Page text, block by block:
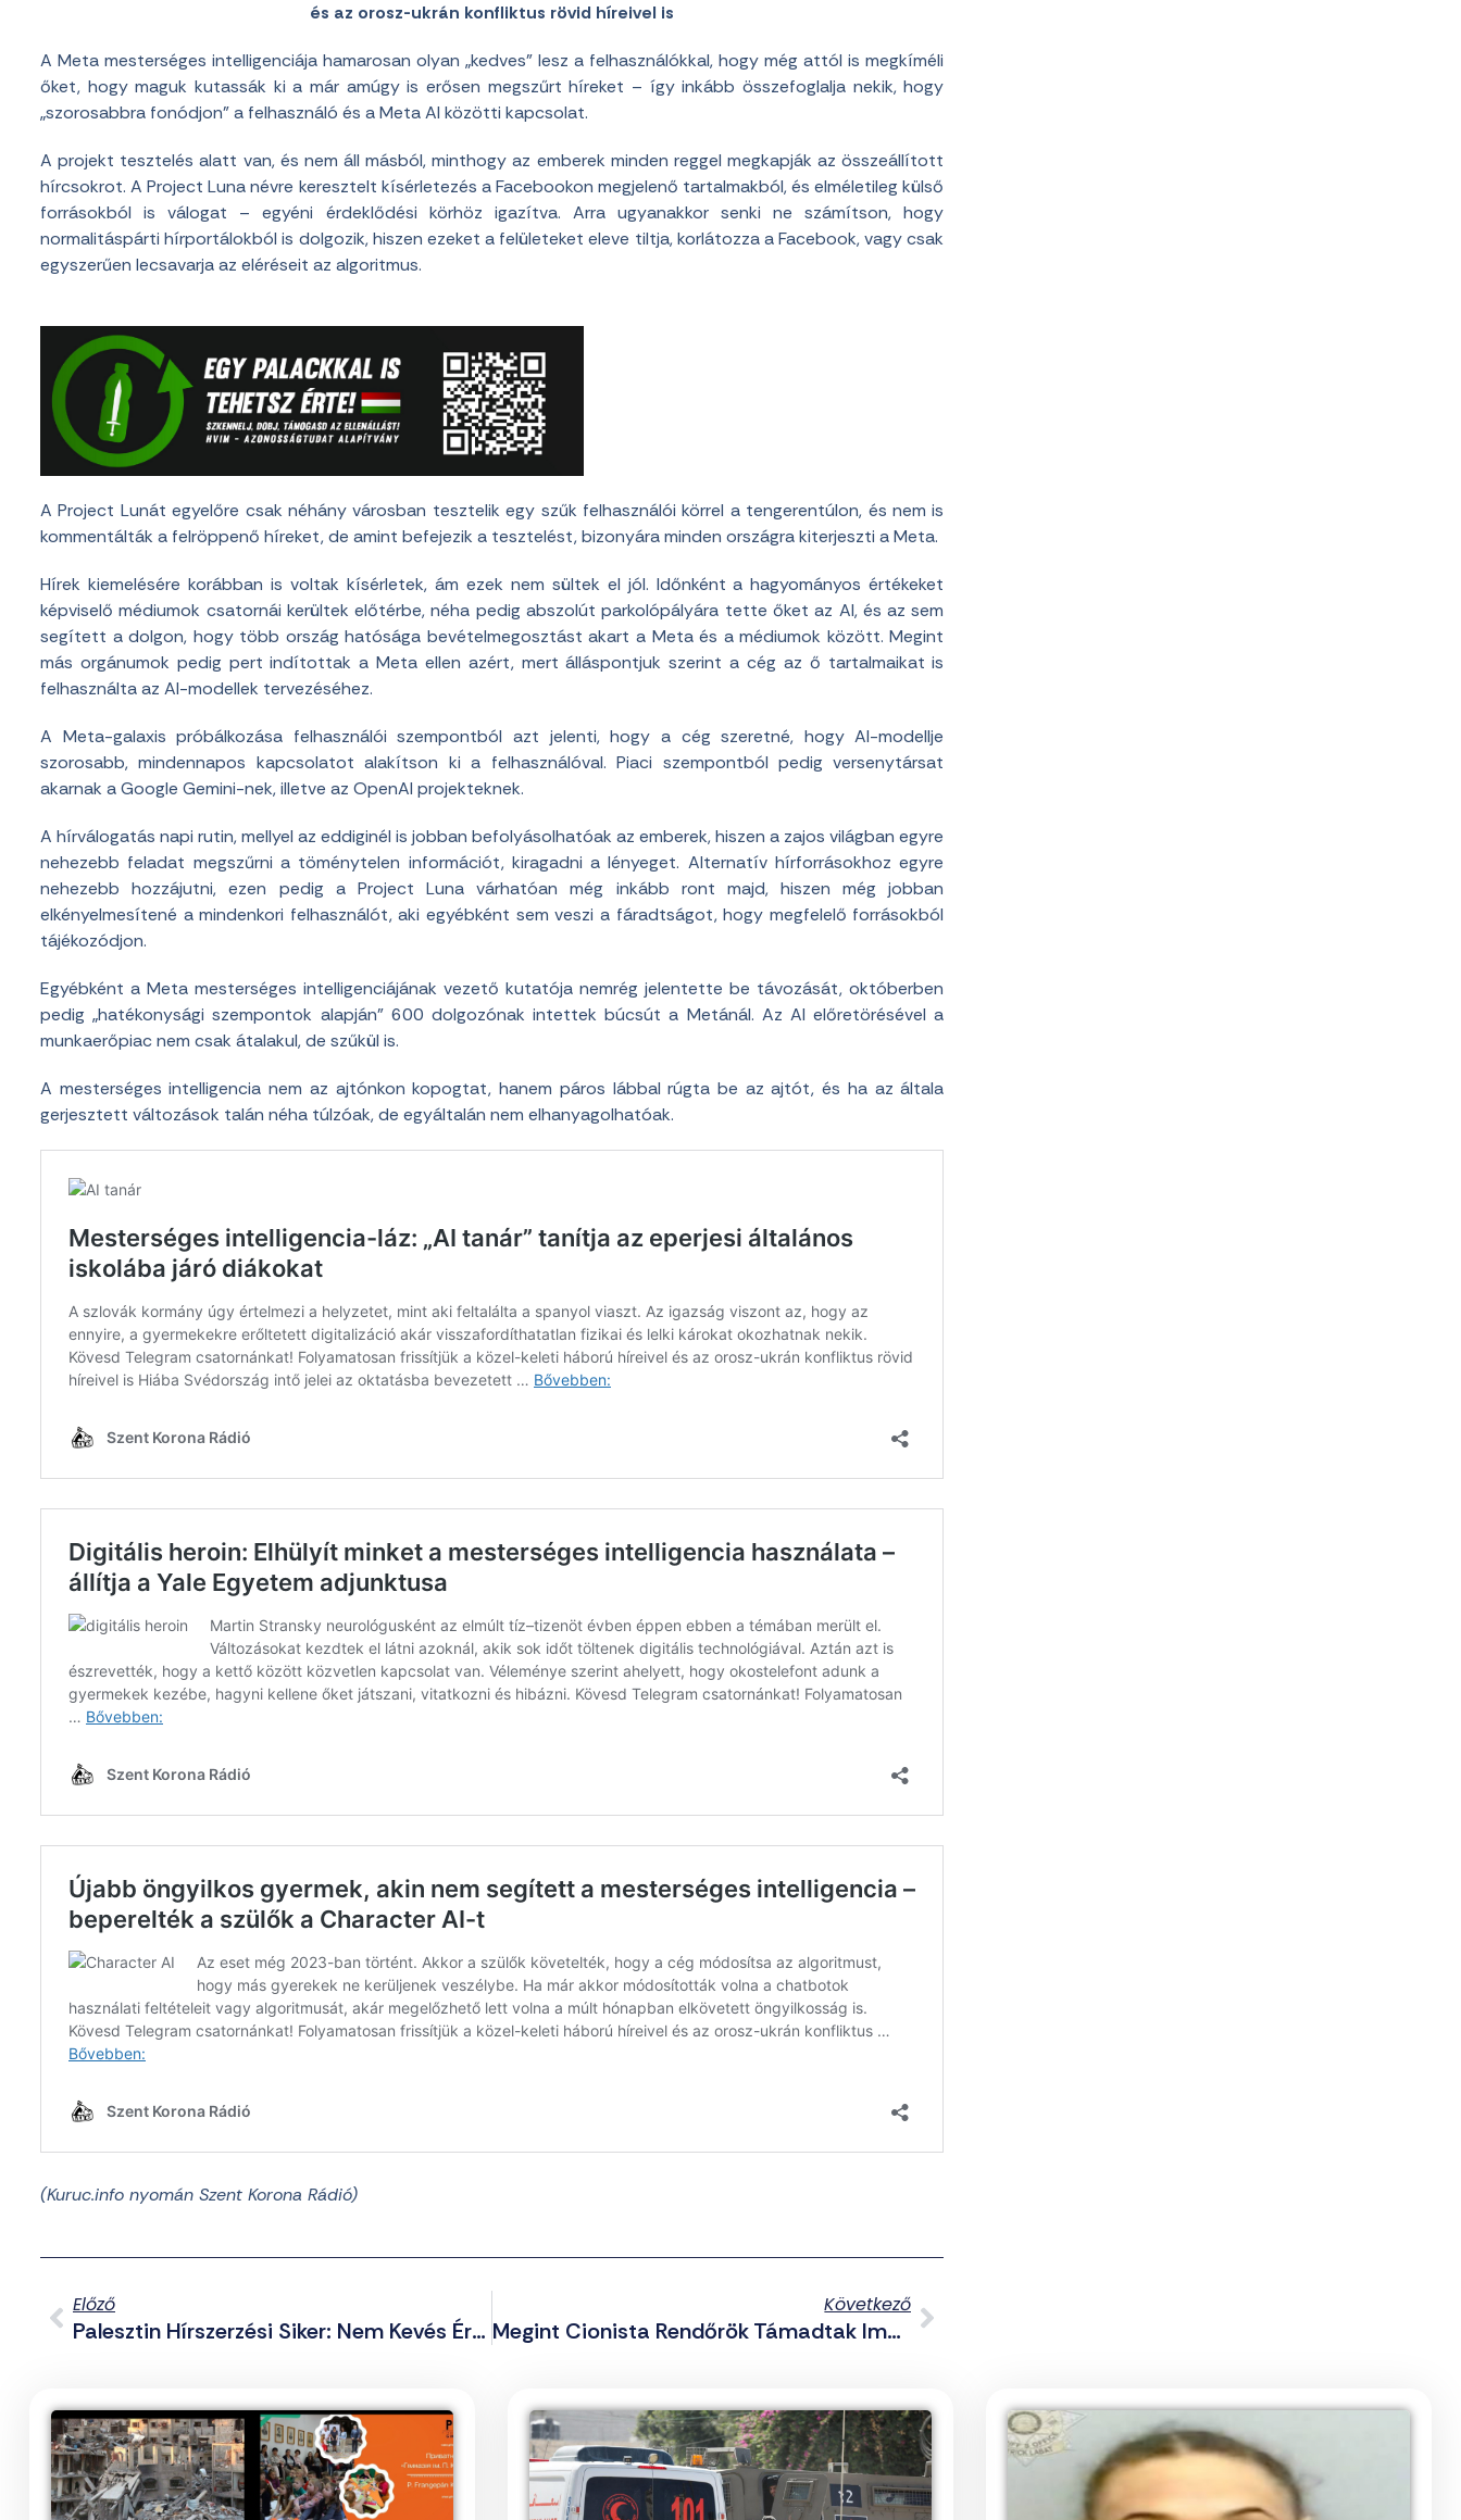
és az orosz-ukrán konfliktus rövid híreivel is
A Meta mesterséges intelligenciája hamarosan olyan „kedves” lesz a felhasználókkal, hogy még attól is megkíméli
őket, hogy maguk kutassák ki a már amúgy is erősen megszűrt híreket – így inkább összefoglalja nekik, hogy
„szorosabbra fonódjon” a felhasználó és a Meta AI közötti kapcsolat.
A projekt tesztelés alatt van, és nem áll másból, minthogy az emberek minden reggel megkapják az összeállított
hírcsokrot. A Project Luna névre keresztelt kísérletezés a Facebookon megjelenő tartalmakból, és elméletileg külső
forrásokból is válogat – egyéni érdeklődési körhöz igazítva. Arra ugyanakkor senki ne számítson, hogy
normalitáspárti hírportálokból is dolgozik, hiszen ezeket a felületeket eleve tiltja, korlátozza a Facebook, vagy csak
egyszerűen lecsavarja az eléréseit az algoritmus.
A Project Lunát egyelőre csak néhány városban tesztelik egy szűk felhasználói körrel a tengerentúlon, és nem is
kommentálták a felröppenő híreket, de amint befejezik a tesztelést, bizonyára minden országra kiterjeszti a Meta.
Hírek kiemelésére korábban is voltak kísérletek, ám ezek nem sültek el jól. Időnként a hagyományos értékeket
képviselő médiumok csatornái kerültek előtérbe, néha pedig abszolút parkolópályára tette őket az AI, és az sem
segített a dolgon, hogy több ország hatósága bevételmegosztást akart a Meta és a médiumok között. Megint
más orgánumok pedig pert indítottak a Meta ellen azért, mert álláspontjuk szerint a cég az ő tartalmaikat is
felhasználta az AI-modellek tervezéséhez.
A Meta-galaxis próbálkozása felhasználói szempontból azt jelenti, hogy a cég szeretné, hogy AI-modellje
szorosabb, mindennapos kapcsolatot alakítson ki a felhasználóval. Piaci szempontból pedig versenytársat
akarnak a Google Gemini-nek, illetve az OpenAI projekteknek.
A hírválogatás napi rutin, mellyel az eddiginél is jobban befolyásolhatóak az emberek, hiszen a zajos világban egyre
nehezebb feladat megszűrni a töménytelen információt, kiragadni a lényeget. Alternatív hírforrásokhoz egyre
nehezebb hozzájutni, ezen pedig a Project Luna várhatóan még inkább ront majd, hiszen még jobban
elkényelmesítené a mindenkori felhasználót, aki egyébként sem veszi a fáradtságot, hogy megfelelő forrásokból
tájékozódjon.
Egyébként a Meta mesterséges intelligenciájának vezető kutatója nemrég jelentette be távozását, októberben
pedig „hatékonysági szempontok alapján” 600 dolgozónak intettek búcsút a Metánál. Az AI előretörésével a
munkaerőpiac nem csak átalakul, de szűkül is.
A mesterséges intelligencia nem az ajtónkon kopogtat, hanem páros lábbal rúgta be az ajtót, és ha az általa
gerjesztett változások talán néha túlzóak, de egyáltalán nem elhanyagolhatóak.
(Kuruc.info nyomán Szent Korona Rádió)
Előző
Palesztin Hírszerzési Siker: Nem Kevés Érzékeny Információt Szerzett Meg Az IDF-Ről A Hamász
Következő
Megint Cionista Rendőrök Támadtak Imádkozni Igyekvő Keresztényekre